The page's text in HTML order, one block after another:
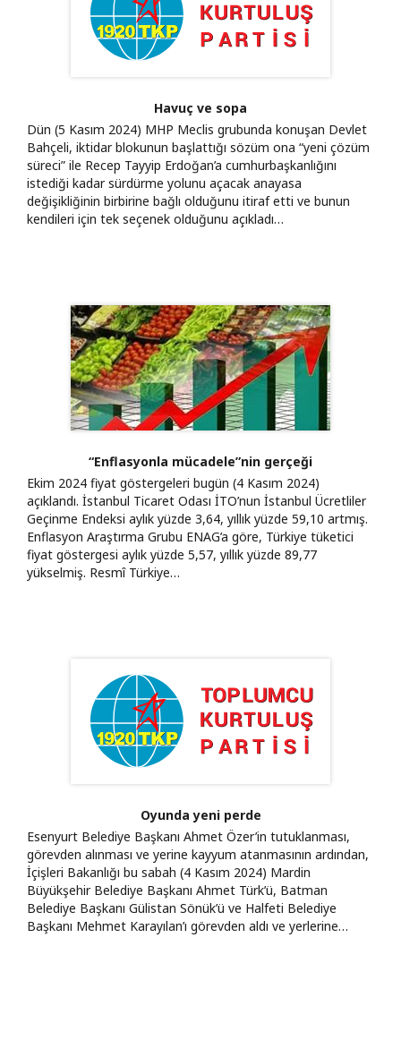
Havuç ve sopa
Dün (5 Kasım 2024) MHP Meclis grubunda konuşan Devlet
Bahçeli, iktidar blokunun başlattığı sözüm ona “yeni çözüm
süreci” ile Recep Tayyip Erdoğan’a cumhurbaşkanlığını
istediği kadar sürdürme yolunu açacak anayasa
değişikliğinin birbirine bağlı olduğunu itiraf etti ve bunun
kendileri için tek seçenek olduğunu açıkladı…
“Enflasyonla mücadele”nin gerçeği
Ekim 2024 fiyat göstergeleri bugün (4 Kasım 2024)
açıklandı. İstanbul Ticaret Odası İTO’nun İstanbul Ücretliler
Geçinme Endeksi aylık yüzde 3,64, yıllık yüzde 59,10 artmış.
Enflasyon Araştırma Grubu ENAG’a göre, Türkiye tüketici
fiyat göstergesi aylık yüzde 5,57, yıllık yüzde 89,77
yükselmiş. Resmî Türkiye…
Oyunda yeni perde
Esenyurt Belediye Başkanı Ahmet Özer’in tutuklanması,
görevden alınması ve yerine kayyum atanmasının ardından,
İçişleri Bakanlığı bu sabah (4 Kasım 2024) Mardin
Büyükşehir Belediye Başkanı Ahmet Türk’ü, Batman
Belediye Başkanı Gülistan Sönük’ü ve Halfeti Belediye
Başkanı Mehmet Karayılan’ı görevden aldı ve yerlerine…